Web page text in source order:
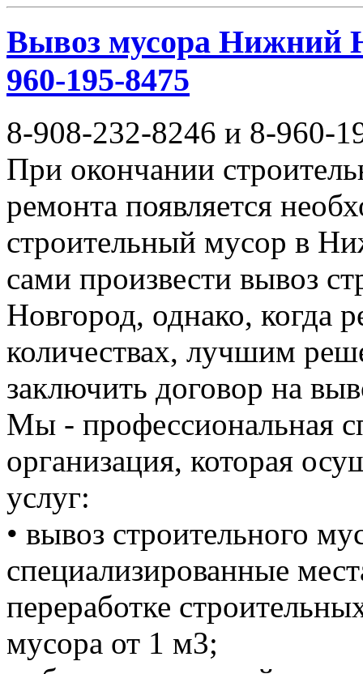
Вывоз мусора Нижний
960-195-8475
8-908-232-8246 и 8-960-
При окончании
ремонта появляется
строительный мусор в
сами произвести вывоз
Новгород, однако, когда
количествах, лучшим
заключить договор на
Мы - профессиональная
организация, которая
услуг:
• вывоз строительного
специализированные
переработке
мусора от 1 м3;